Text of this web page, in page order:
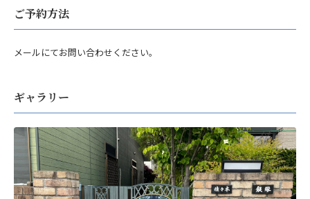
ご予約方法
メールにてお問い合わせください。
ギャラリー